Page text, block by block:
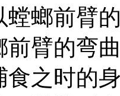
螳螂前臂
前臂的弯
食之时的